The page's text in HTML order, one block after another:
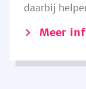
daarbij
Meer